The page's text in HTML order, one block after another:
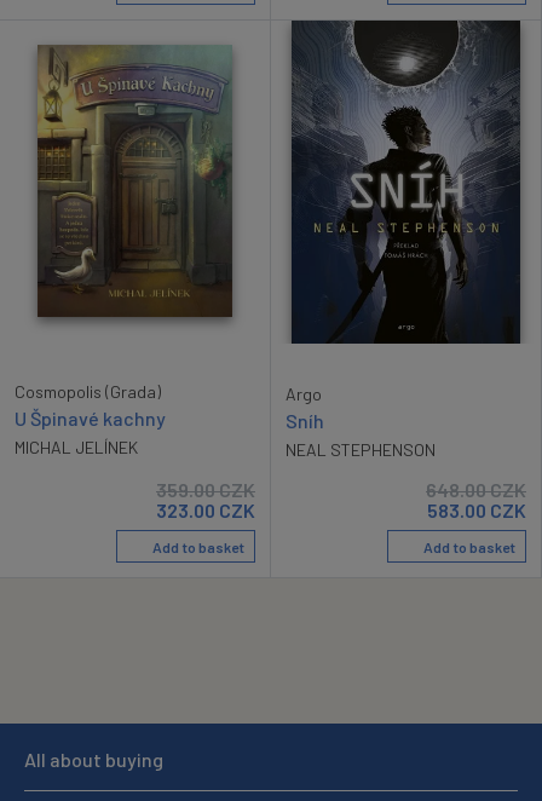
Cosmopolis (Grada)
U Špinavé kachny
MICHAL JELÍNEK
359.00CZK
323.00 CZK
Add to basket
Argo
Sníh
NEAL STEPHENSON
648.00CZK
583.00 CZK
Add to basket
All about buying